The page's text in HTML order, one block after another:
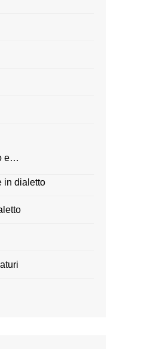
e…
in dialetto